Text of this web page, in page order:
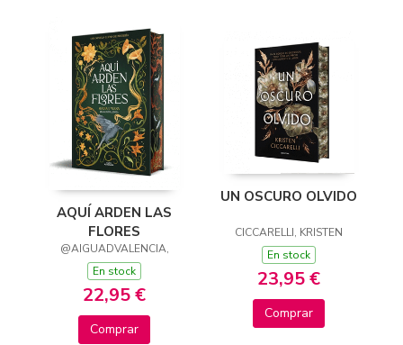
AQUÍ ARDEN LAS
FLORES
@AIGUADVALENCIA,
En stock
22,95 €
Comprar
UN OSCURO OLVIDO
CICCARELLI, KRISTEN
En stock
23,95 €
Comprar